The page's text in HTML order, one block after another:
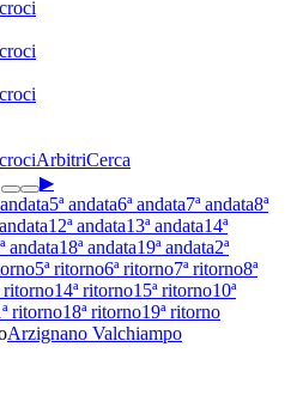
ArbitriCerca
▶
5ª andata6ª andata7ª andata8ª
12ª andata13ª andata14ª
andata18ª andata19ª andata2ª
5ª ritorno6ª ritorno7ª ritorno8ª
ritorno14ª ritorno15ª ritorno10ª
ritorno18ª ritorno19ª ritorno
Arzignano Valchiampo